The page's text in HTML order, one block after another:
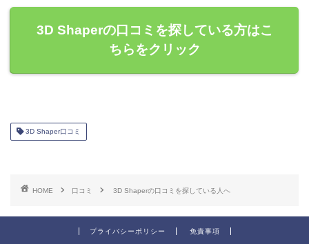
3D Shaperの口コミを探している方はこ
ちらをクリック
3D Shaper口コミ
HOME 口コミ 3D Shaperの口コミを探している人へ
プライバシーポリシー 免責事項